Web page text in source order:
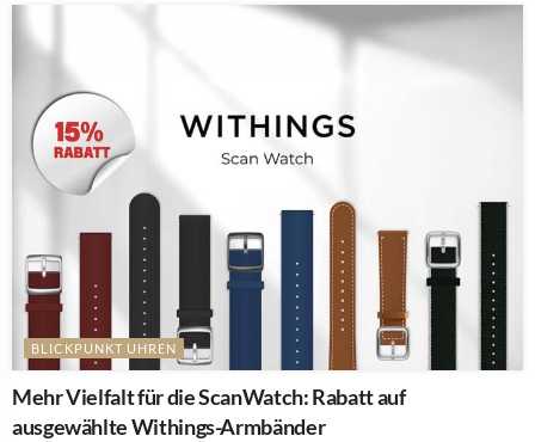
BLICKPUNKT UHREN
Mehr Vielfalt für die ScanWatch: Rabatt auf
ausgewählte Withings-Armbänder